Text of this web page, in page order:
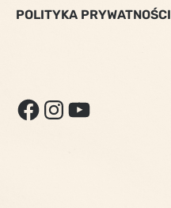
POLITYKA PRYWATNOŚCI
FACEBOOK
INSTAGRAM